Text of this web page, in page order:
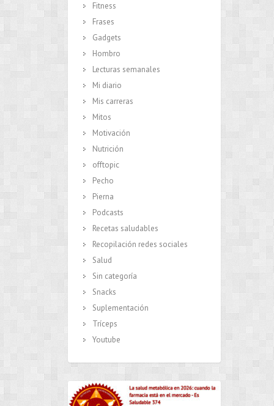
Fitness
Frases
Gadgets
Hombro
Lecturas semanales
Mi diario
Mis carreras
Mitos
Motivación
Nutrición
offtopic
Pecho
Pierna
Podcasts
Recetas saludables
Recopilación redes sociales
Salud
Sin categoría
Snacks
Suplementación
Tríceps
Youtube